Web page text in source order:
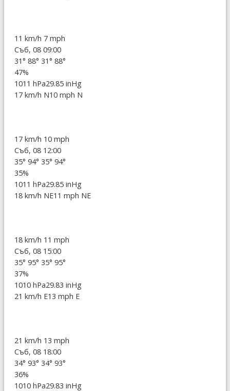
11 km/h 7 mph
Съб, 08 09:00
31° 88° 31° 88°
47%
1011 hPa29.85 inHg
17 km/h N10 mph N
17 km/h 10 mph
Съб, 08 12:00
35° 94° 35° 94°
35%
1011 hPa29.85 inHg
18 km/h NE11 mph NE
18 km/h 11 mph
Съб, 08 15:00
35° 95° 35° 95°
37%
1010 hPa29.83 inHg
21 km/h E13 mph E
21 km/h 13 mph
Съб, 08 18:00
34° 93° 34° 93°
36%
1010 hPa29.83 inHg